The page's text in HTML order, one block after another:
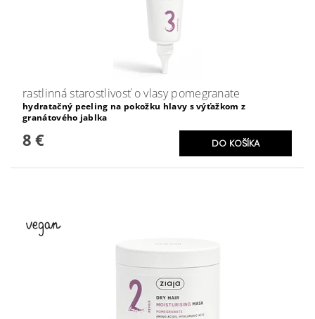
rastlinná starostlivosť o vlasy pomegranate
hydratačný peeling na pokožku hlavy s výťažkom z
granátového jablka
8 €